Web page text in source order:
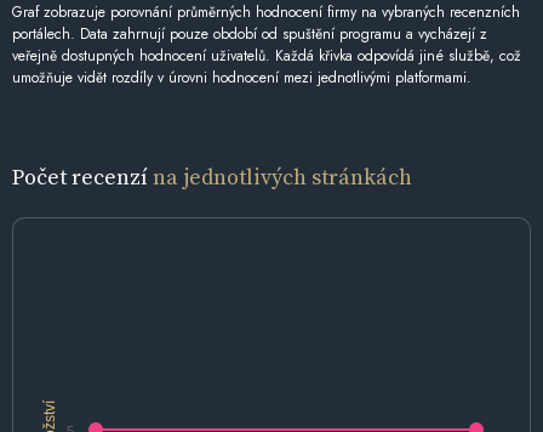
Graf zobrazuje porovnání průměrných hodnocení firmy na vybraných recenzních
portálech. Data zahrnují pouze období od spuštění programu a vycházejí z
veřejně dostupných hodnocení uživatelů. Každá křivka odpovídá jiné službě, což
umožňuje vidět rozdíly v úrovni hodnocení mezi jednotlivými platformami.
Počet recenzína jednotlivých stránkách